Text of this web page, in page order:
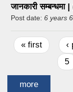
जानकारी सम्बन्धमा
Post date: 6 years
Pages
« first ‹
5
more